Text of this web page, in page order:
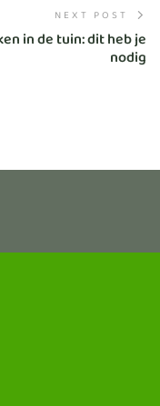
NEXT POST
in de tuin: dit heb je
nodig